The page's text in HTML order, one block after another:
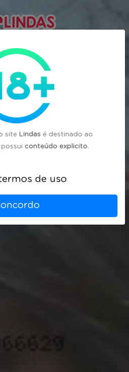
site Lindas é destinado ao
conteúdo explicito.
de uso